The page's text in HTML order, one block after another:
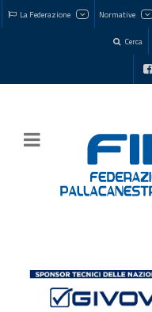
La Federazione Normative
Cerca